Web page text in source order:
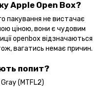
Apple Open Box?
пакування не вистачає
ціною, вони є чудовим
openbox відзначаються
вагатись немає причин.
попит?
(MTFL2)